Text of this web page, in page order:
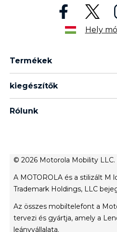
Hely
Termékek
g termékcsalád
kiegészítők
Rólunk
Értékesítési feltételek
Website Privacy
Файли cookie
product privacy
© 2026 Motorola Mobility
A MOTOROLA és a stilizált M
Trademark Holdings, LLC
Az összes mobiltelefont a
tervezi és gyártja, amely a
leányvállalata.